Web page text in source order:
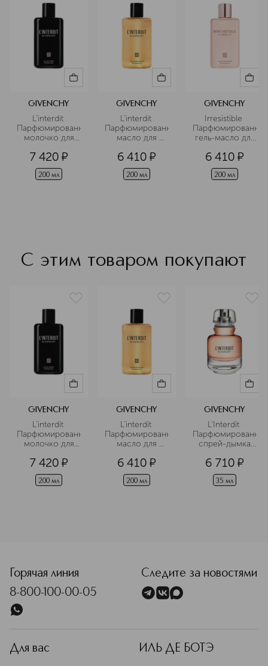
воплощают самые смелые образы
модных показов. Givenchy – это
дерзкая классика, бросающая вызов
Подробнее
GIVENCHY
L’interdit
Парфюмированное
молочко для
7 420 ¤
200 мл
GIVENCHY
L’interdit
Парфюмированное
масло для
6 410 ¤
200 мл
GIVENCHY
Irresistible
гель-масло для
6 410 ¤
200 мл
С этим товаром покупают
GIVENCHY
L’interdit
Парфюмированное
молочко для
7 420 ¤
200 мл
GIVENCHY
L’interdit
Парфюмированное
масло для
6 410 ¤
200 мл
GIVENCHY
L'Interdit
Парфюмированная
спрей-дымка
6 710 ¤
35 мл
Горячая линия
8-800-100-00-05
Следите за новостями
Для вас ИЛЬ ДЕ БОТЭ